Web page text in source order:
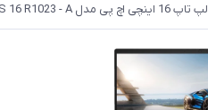
لپ تاپ 16 اینچی اچ پی مدل VICTUS 16 R1023 - A